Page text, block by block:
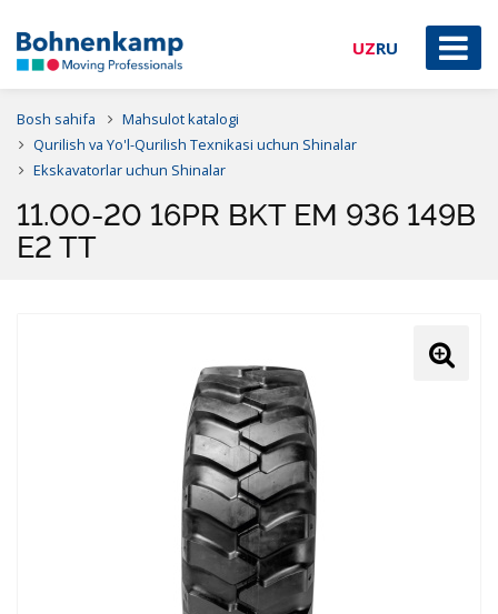
UZRU
Bosh sahifa
Mahsulot katalogi
Qurilish va Yo'l-Qurilish Texnikasi uchun Shinalar
Ekskavatorlar uchun Shinalar
11.00-20 16PR BKT EM 936 149B
E2 TT